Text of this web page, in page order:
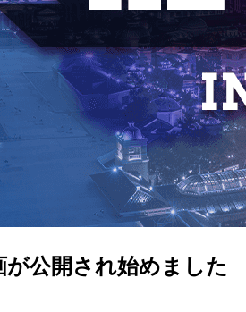
公開され始めました